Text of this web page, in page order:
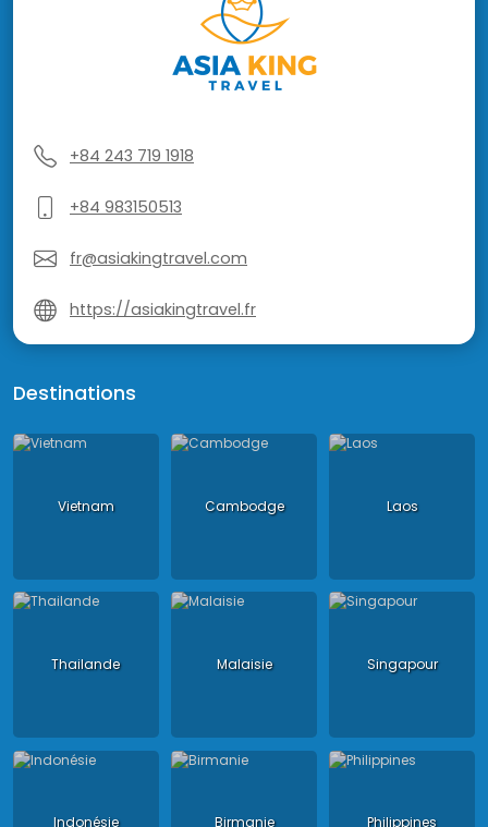
+84 243 719 1918
+84 983150513
fr@asiakingtravel.com
https://asiakingtravel.fr
Destinations
Vietnam Cambodge Laos
Thailande Malaisie Singapour
Indonésie Birmanie Philippines